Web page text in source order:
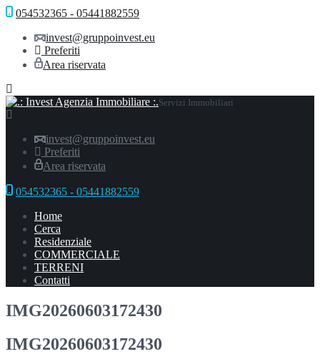
054532365 - 05441882559
invest@gruppoinvest.eu
Preferiti
Area riservata
Servizi Immobiliari
invest@gruppoinvest.eu
Preferiti
Area riservata
054532365 - 05441882559
Home
Cerca
Residenziale
COMMERCIALE
TERRENI
Contatti
IMG20260603172430
IMG20260603172430